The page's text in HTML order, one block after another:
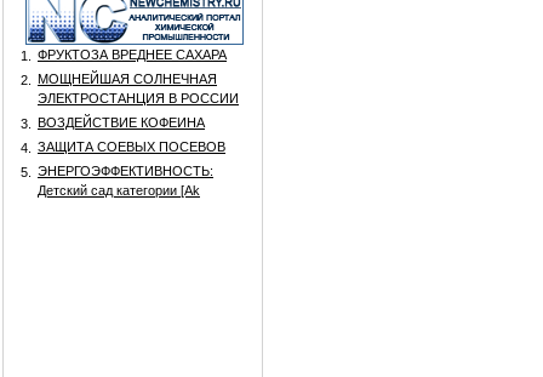
1.
ФРУКТОЗА ВРЕДНЕЕ САХАРА
2.
МОЩНЕЙШАЯ СОЛНЕЧНАЯ
ЭЛЕКТРОСТАНЦИЯ В РОССИИ
3.
ВОЗДЕЙСТВИЕ КОФЕИНА
4.
ЗАЩИТА СОЕВЫХ ПОСЕВОВ
5.
ЭНЕРГОЭФФЕКТИВНОСТЬ:
Детский сад категории [Аk